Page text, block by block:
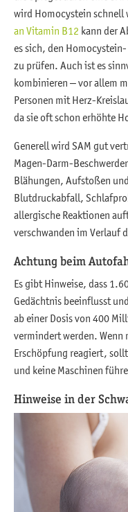
wird Homocystein schnell
an Vitamin B12 kann der
es sich, den
zu prüfen. Auch ist es
kombinieren – vor allem
Personen mit Herz-
da sie oft schon erhöhte
Generell wird SAM gut
Magen-Darm-
Blähungen, Aufstoßen
Blutdruckabfall,
allergische Reaktionen
verschwanden im Verlauf
Achtung beim
Es gibt Hinweise, dass
Gedächtnis beeinflusst
ab einer Dosis von 400
vermindert werden. Wenn
Erschöpfung reagiert,
und keine Maschinen
Hinweise in der